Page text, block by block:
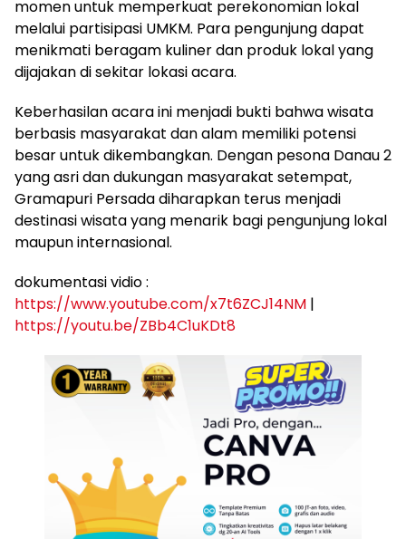
momen untuk memperkuat perekonomian lokal
melalui partisipasi UMKM. Para pengunjung dapat
menikmati beragam kuliner dan produk lokal yang
dijajakan di sekitar lokasi acara.
Keberhasilan acara ini menjadi bukti bahwa wisata
berbasis masyarakat dan alam memiliki potensi
besar untuk dikembangkan. Dengan pesona Danau 2
yang asri dan dukungan masyarakat setempat,
Gramapuri Persada diharapkan terus menjadi
destinasi wisata yang menarik bagi pengunjung lokal
maupun internasional.
dokumentasi vidio :
https://www.youtube.com/x7t6ZCJ14NM |
https://youtu.be/ZBb4C1uKDt8